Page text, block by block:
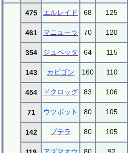
475 エルレイド 68 125
461 マニューラ 70 120
354 ジュペッタ 64 115
143 カビゴン 160 110
454 ドクロッグ 83 106
71 ウツボット 80 105
142 プテラ 80 105
アズマオウ 80 92